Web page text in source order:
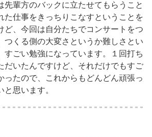
輩方のバックに立たせてもらうこと
た仕事をきっちりこなすということを
ど、今回は自分たちでコンサートをつ
つくる側の大変さというか難しさとい
すごい勉強になっています。１回打ち
だいたんですけど、それだけでもすご
ったので、これからもどんどん頑張っ
思います。